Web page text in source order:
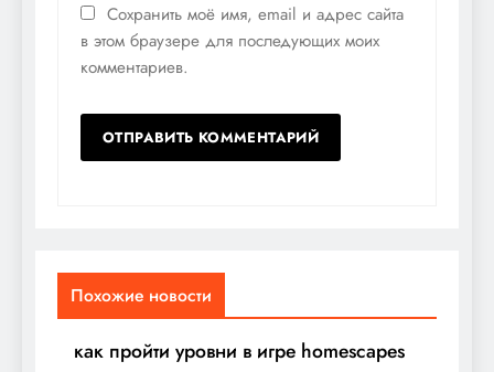
Сохранить моё имя, email и адрес сайта
в этом браузере для последующих моих
комментариев.
Похожие новости
как пройти уровни в игре homescapes